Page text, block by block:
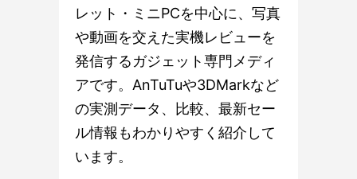
レット・ミニPCを中心に、写真
や動画を交えた実機レビューを
発信するガジェット専門メディ
アです。AnTuTuや3DMarkなど
の実測データ、比較、最新セー
ル情報もわかりやすく紹介して
います。